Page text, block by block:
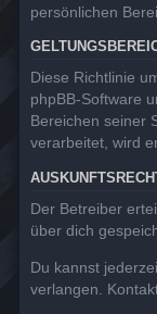
persönlichen
Diese Richtlinie
phpBB-Software
Bereichen seiner
verarbeitet, wird
Der Betreiber
über dich
Du kannst
verlangen.